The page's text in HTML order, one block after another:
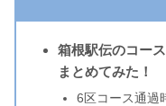
箱根駅伝のコー
まとめてみた！
6区コース通過